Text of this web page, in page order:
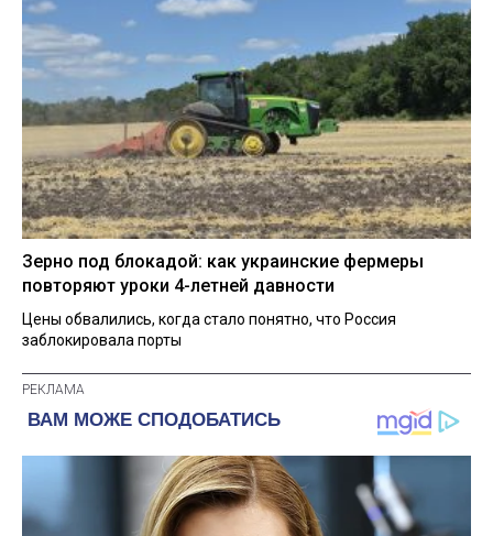
Зерно под блокадой: как украинские фермеры
повторяют уроки 4-летней давности
Цены обвалились, когда стало понятно, что Россия
заблокировала порты